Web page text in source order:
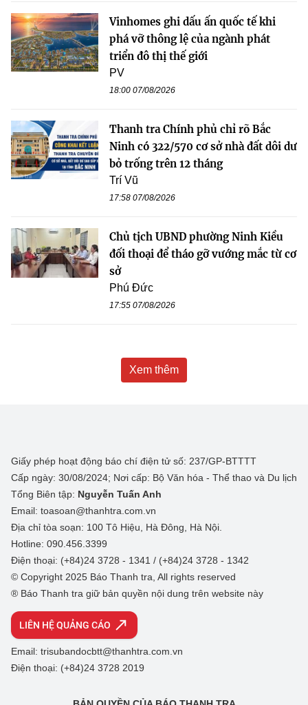
Vinhomes ghi dấu ấn quốc tế khi
phá vỡ thông lệ của ngành phát
triển đô thị thế giới
PV
18:00 07/08/2026
Thanh tra Chính phủ chỉ rõ Bắc
Ninh có 322/570 cơ sở nhà đất dôi dư
bỏ trống trên 12 tháng
Trí Vũ
17:58 07/08/2026
Chủ tịch UBND phường Ninh Kiều
đối thoại để tháo gỡ vướng mắc từ cơ
sở
Phú Đức
17:55 07/08/2026
Xem thêm
Giấy phép hoạt động báo chí điện tử số: 237/GP-BTTTT
Cấp ngày: 30/08/2024; Nơi cấp: Bộ Văn hóa - Thể thao và Du lịch
Tổng Biên tập: Nguyễn Tuấn Anh
Email: toasoan@thanhtra.com.vn
Địa chỉ tòa soạn: 100 Tô Hiệu, Hà Đông, Hà Nội.
Hotline: 090.456.3399
Điện thoại: (+84)24 3728 - 1341 / (+84)24 3728 - 1342
© Copyright 2025 Báo Thanh tra, All rights reserved
® Báo Thanh tra giữ bản quyền nội dung trên website này
LIÊN HỆ QUẢNG CÁO
Email: trisubandocbtt@thanhtra.com.vn
Điện thoại: (+84)24 3728 2019